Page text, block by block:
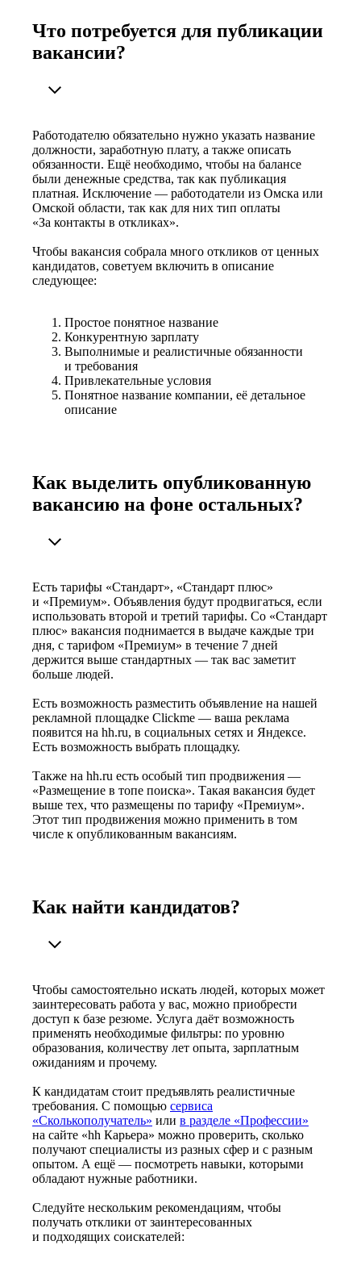
Что потребуется для публикации
вакансии?
Работодателю обязательно нужно указать название
должности, заработную плату, а также описать
обязанности. Ещё необходимо, чтобы на балансе
были денежные средства, так как публикация
платная. Исключение — работодатели из Омска или
Омской области, так как для них тип оплаты
«За контакты в откликах».
Чтобы вакансия собрала много откликов от ценных
кандидатов, советуем включить в описание
следующее:
Простое понятное название
Конкурентную зарплату
Выполнимые и реалистичные обязанности
и требования
Привлекательные условия
Понятное название компании, её детальное
описание
Как выделить опубликованную
вакансию на фоне остальных?
Есть тарифы «Стандарт», «Стандарт плюс»
и «Премиум». Объявления будут продвигаться, если
использовать второй и третий тарифы. Со «Стандарт
плюс» вакансия поднимается в выдаче каждые три
дня, с тарифом «Премиум» в течение 7 дней
держится выше стандартных — так вас заметит
больше людей.
Есть возможность разместить объявление на нашей
рекламной площадке Clickme — ваша реклама
появится на hh.ru, в социальных сетях и Яндексе.
Есть возможность выбрать площадку.
Также на hh.ru есть особый тип продвижения —
«Размещение в топе поиска». Такая вакансия будет
выше тех, что размещены по тарифу «Премиум».
Этот тип продвижения можно применить в том
числе к опубликованным вакансиям.
Как найти кандидатов?
Чтобы самостоятельно искать людей, которых может
заинтересовать работа у вас, можно приобрести
доступ к базе резюме. Услуга даёт возможность
применять необходимые фильтры: по уровню
образования, количеству лет опыта, зарплатным
ожиданиям и прочему.
К кандидатам стоит предъявлять реалистичные
требования. С помощью сервиса
«Сколькополучатель» или в разделе «Профессии»
на сайте «hh Карьера» можно проверить, сколько
получают специалисты из разных сфер и с разным
опытом. А ещё — посмотреть навыки, которыми
обладают нужные работники.
Следуйте нескольким рекомендациям, чтобы
получать отклики от заинтересованных
и подходящих соискателей: